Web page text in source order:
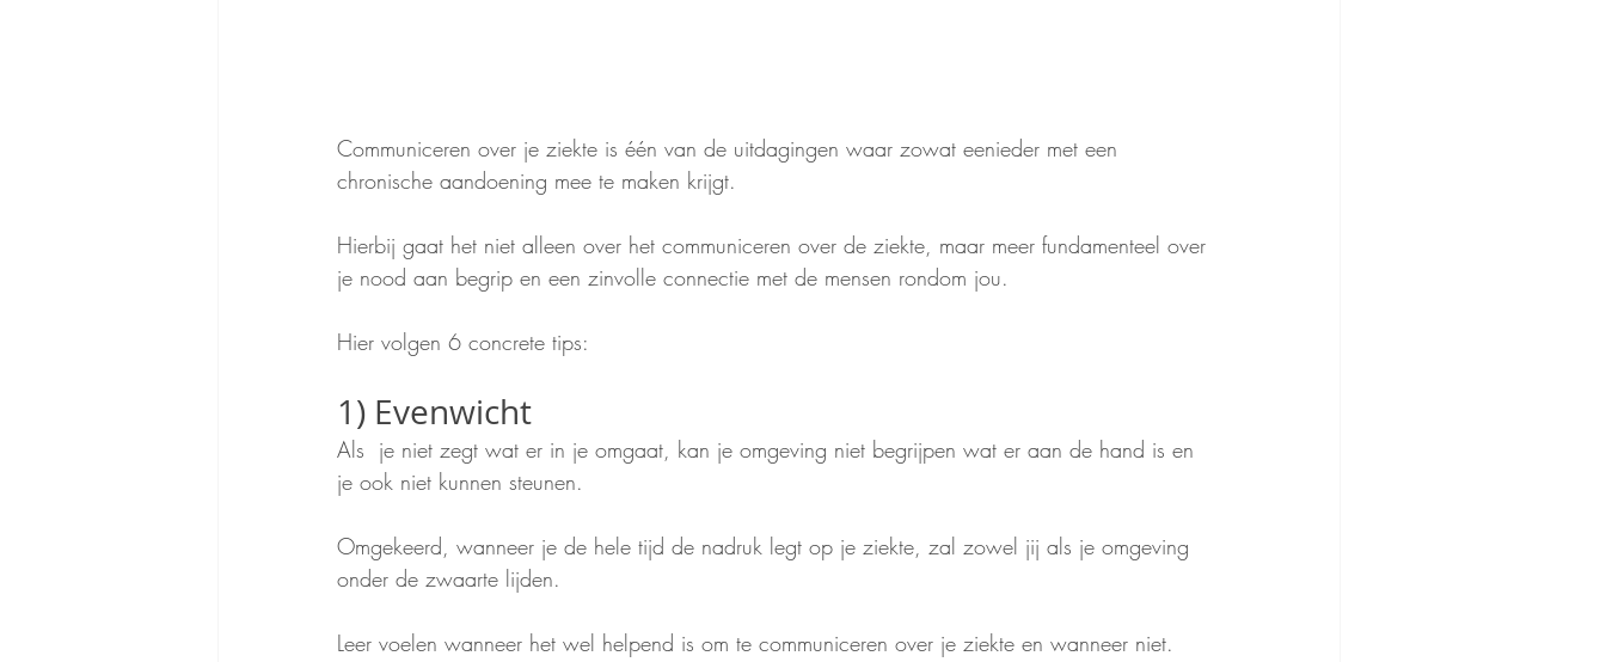
Communiceren over je ziekte is één van de uitdagingen waar zowat eenieder met een
chronische aandoening mee te maken krijgt.
Hierbij gaat het niet alleen over het communiceren over de ziekte, maar meer fundamenteel over
je nood aan begrip en een zinvolle connectie met de mensen rondom jou.
Hier volgen 6 concrete tips:
1) Evenwicht
Als  je niet zegt wat er in je omgaat, kan je omgeving niet begrijpen wat er aan de hand is en
je ook niet kunnen steunen.
Omgekeerd, wanneer je de hele tijd de nadruk legt op je ziekte, zal zowel jij als je omgeving
onder de zwaarte lijden.
Leer voelen wanneer het wel helpend is om te communiceren over je ziekte en wanneer niet.